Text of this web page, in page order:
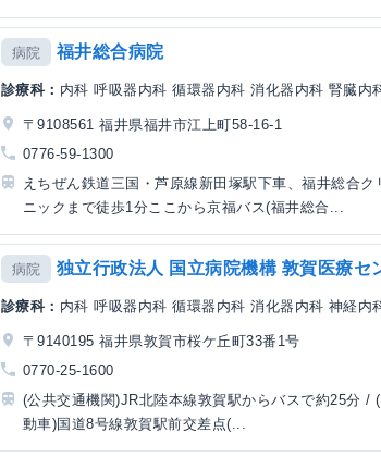
病院 福井総合病院
診療科： 内科 呼吸器内科 循環器内科 消化器内科 腎臓内
〒9108561 福井県福井市江上町58-16-1
0776-59-1300
えちぜん鉄道三国・芦原線新田塚駅下車、福井総合ク
ニックまで徒歩1分ここから京福バス(福井総合...
病院 独立行政法人 国立病院機構 敦賀医療セ
診療科： 内科 呼吸器内科 循環器内科 消化器内科 神経内
〒9140195 福井県敦賀市桜ケ丘町33番1号
0770-25-1600
(公共交通機関)JR北陸本線敦賀駅からバスで約25分 / (
動車)国道8号線敦賀駅前交差点(...